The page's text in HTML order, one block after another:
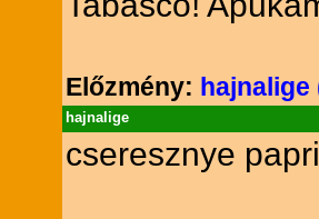
Előzmény: hajnalige
hajnalige
cseresznye